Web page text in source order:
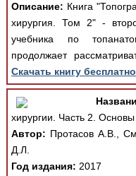
Описание: Книга
хирургия. Том 2" -
учебника по
продолжает
Скачать книгу бесплатно
хирургии. Часть 2.
Автор: Протасов А.В.,
Д.Л.
Год издания: 2017